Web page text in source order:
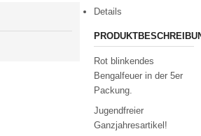
Details
Rot blinkendes
Bengalfeuer in der 5er
Packung.
Jugendfreier
Ganzjahresartikel!